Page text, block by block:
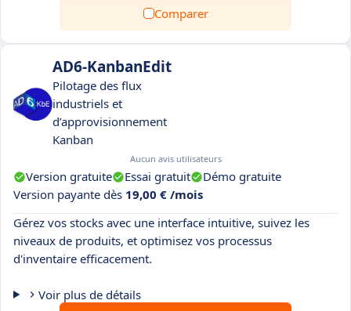
Comparer
AD6-KanbanEdit
Pilotage des flux
industriels et
d’approvisionnement
Kanban
Aucun avis utilisateurs
Version gratuite Essai gratuit
Démo gratuite
Version payante dès 19,00 € /mois
Gérez vos stocks avec une interface intuitive, suivez les
niveaux de produits, et optimisez vos processus
d'inventaire efficacement.
Voir plus de détails